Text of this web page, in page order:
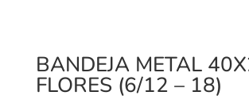
BANDEJA METAL
FLORES (6/12 – 18)